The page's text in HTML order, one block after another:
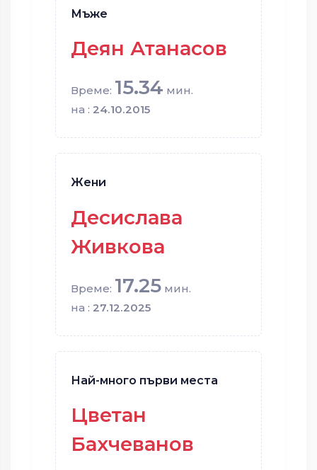
Мъже
Деян Атанасов
Време: 15.34 мин.
на : 24.10.2015
Жени
Десислава
Живкова
Време: 17.25 мин.
на : 27.12.2025
Най-много първи места
Цветан
Бахчеванов